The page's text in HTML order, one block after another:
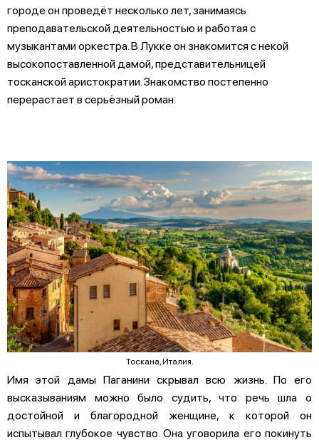
городе он проведёт несколько лет, занимаясь
преподавательской деятельностью и работая с
музыкантами оркестра. В Лукке он знакомится с некой
высокопоставленной дамой, представительницей
тосканской аристократии. Знакомство постепенно
перерастает в серьёзный роман.
Тоскана, Италия.
Имя этой дамы Паганини скрывал всю жизнь. По его
высказываниям можно было судить, что речь шла о
достойной и благородной женщине, к которой он
испытывал глубокое чувство. Она уговорила его покинуть